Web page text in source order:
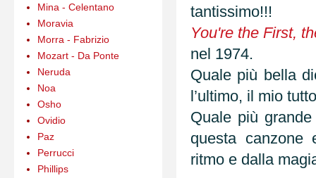
tantissimo!!!
You're the First,
nel 1974.
Quale più bella
l’ultimo, il mio
Quale più
questa canzone
ritmo e dalla
Mina - Celentano
Moravia
Morra - Fabrizio
Mozart - Da Ponte
Neruda
Noa
Osho
Ovidio
Paz
Perrucci
Phillips